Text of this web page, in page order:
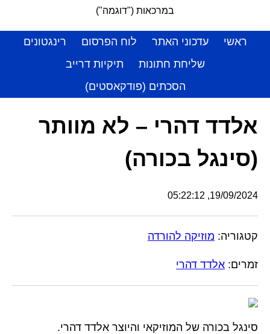
במרכאות ("דוגמה")
ראשי עדכוני האתר לוח הפרסום
רינגטונים
שליחת חתונות
תיקיות דרייב
הסכתים (פודקאסטים)
אלדד דהרי – לא מוותר
(סינגל בכורה)
19/09/2024, 05:22:12
קטגוריה: מוזיקה להורדה
זמרים: אלדד דהרי
סינגל בכורה של המוזיקאי והיוצר אלדד דהרי.